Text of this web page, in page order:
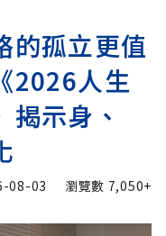
的孤立更值
2026人生
示身、
08-03 瀏覽數 7,050+